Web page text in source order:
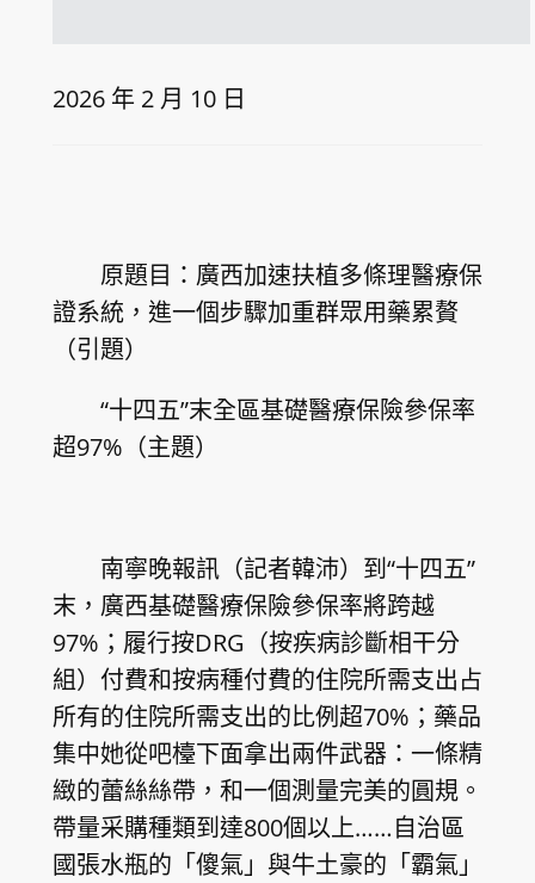
2026 年 2 月 10 日
原題目：廣西加速扶植多條理醫療保
證系統，進一個步驟加重群眾用藥累贅
（引題）
“十四五”末全區基礎醫療保險參保率
超97%（主題）
南寧晚報訊（記者韓沛）到“十四五”
末，廣西基礎醫療保險參保率將跨越
97%；履行按DRG（按疾病診斷相干分
組）付費和按病種付費的住院所需支出占
所有的住院所需支出的比例超70%；藥品
集中她從吧檯下面拿出兩件武器：一條精
緻的蕾絲絲帶，和一個測量完美的圓規。
帶量采購種類到達800個以上……自治區
國張水瓶的「傻氣」與牛土豪的「霸氣」